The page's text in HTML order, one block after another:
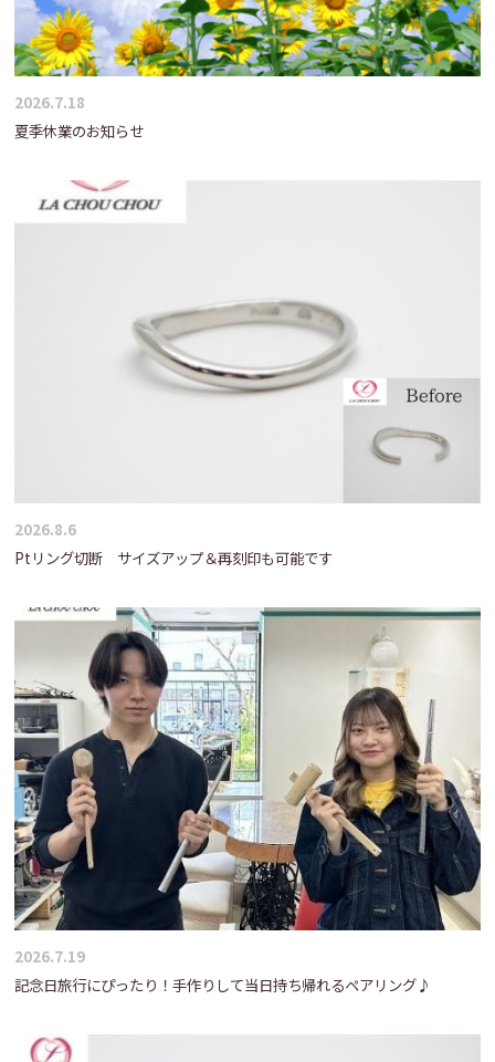
2026.7.18
夏季休業のお知らせ
2026.8.6
Ptリング切断 サイズアップ＆再刻印も可能です
2026.7.19
記念日旅行にぴったり！手作りして当日持ち帰れるペアリング♪